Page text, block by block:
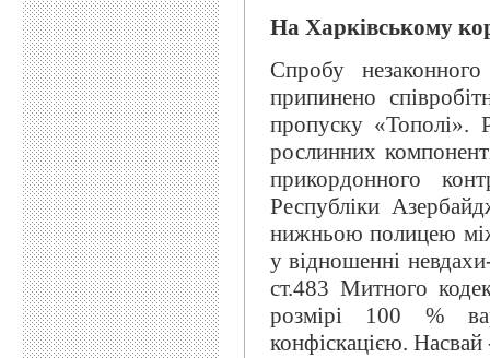
На Харківському
Спробу
припинено
пропуску «Тополі».
рослинних
прикордонного
Республіки
нижньою полицею
у відношенні
ст.483 Митного
розмірі 100 %
конфіскацією.